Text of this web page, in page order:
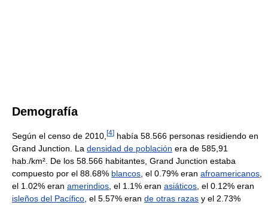
Demografía
Según el censo de 2010, [4] había 58.566 personas residiendo en
Grand Junction. La densidad de población era de 585,91
hab./km². De los 58.566 habitantes, Grand Junction estaba
compuesto por el 88.68% blancos , el 0.79% eran afroamericanos
el 1.02% eran amerindios , el 1.1% eran asiáticos , el 0.12% eran
isleños del Pacífico , el 5.57% eran de otras razas y el 2.73%